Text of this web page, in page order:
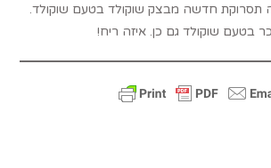
תסרוקת חדשה מבצק שוקולד בטעם שוקולד.
בטעם שוקולד גם כן. איזה ריח!